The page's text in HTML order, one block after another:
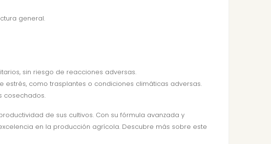
general.
sin riesgo de reacciones adversas.
como trasplantes o condiciones climáticas adversas.
cosechados.
de sus cultivos. Con su fórmula avanzada y
en la producción agrícola. Descubre más sobre este